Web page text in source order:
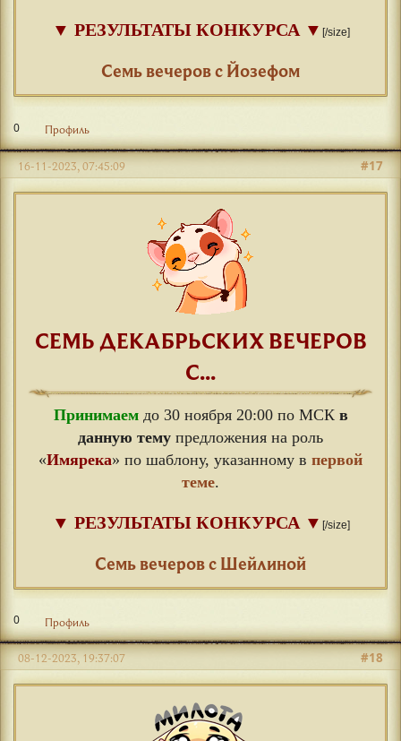
▼ РЕЗУЛЬТАТЫ КОНКУРСА ▼ [/size]
Семь вечеров с Йозефом
0 Профиль
#17
16-11-2023, 07:45:09
СЕМЬ ДЕКАБРЬСКИХ ВЕЧЕРОВ
С...
Принимаемдо 30 ноября 20:00 по МСК в
данную тему предложения на роль
«Имярека» по шаблону, указанному в первой
теме.
▼ РЕЗУЛЬТАТЫ КОНКУРСА ▼ [/size]
Семь вечеров с Шейлиной
0 Профиль
#18
08-12-2023, 19:37:07